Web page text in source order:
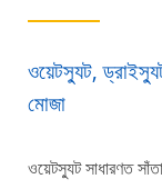
ওয়েটস্যুট,
মোজা
ওয়েটস্যুট সাধারণত